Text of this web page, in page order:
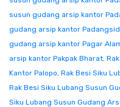
susun gudang arsip kantor
gudang arsip kantor
gudang arsip kantor Pagar
arsip kantor Pakpak Bharat,
Kantor Palopo, Rak Besi Siku
Rak Besi Siku Lubang Susun
Siku Lubang Susun Gudang